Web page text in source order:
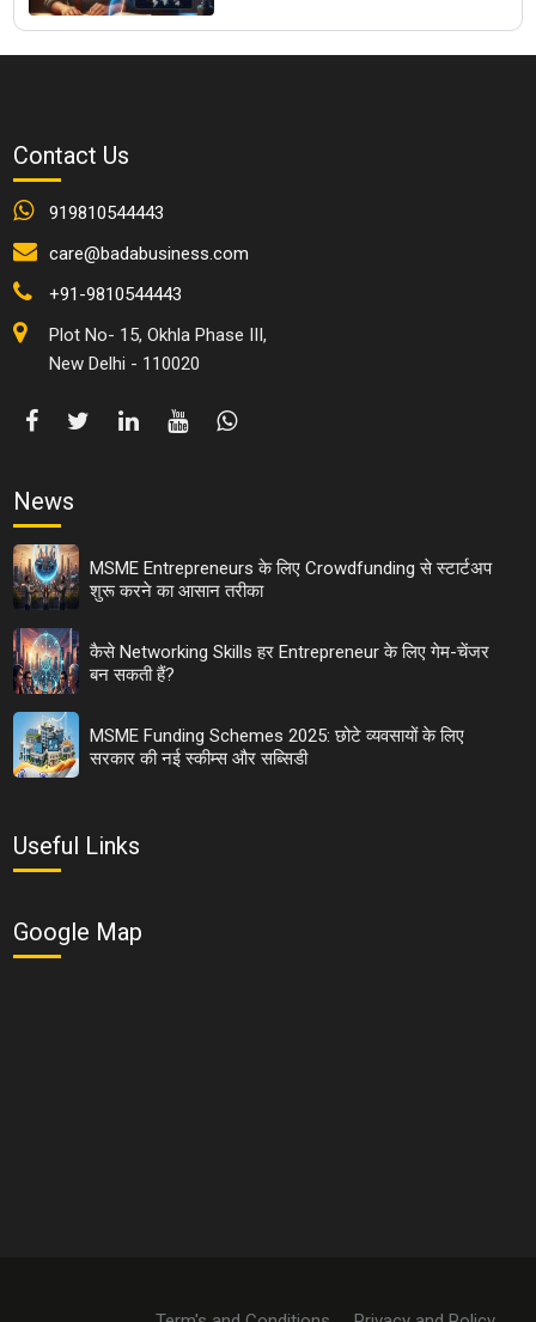
Contact Us
919810544443
care@badabusiness.com
+91-9810544443
Plot No- 15, Okhla Phase III,
New Delhi - 110020
News
MSME Entrepreneurs के लिए Crowdfunding से स्टार्टअप
शुरू करने का आसान तरीका
कैसे Networking Skills हर Entrepreneur के लिए गेम-चेंजर
बन सकती हैं?
MSME Funding Schemes 2025: छोटे व्यवसायों के लिए
सरकार की नई स्कीम्स और सब्सिडी
Useful Links
Google Map